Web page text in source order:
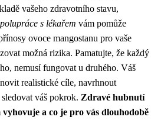
vašeho zdravotního stavu,
s lékařem vám pomůže
ovoce mangostanu pro vaše
možná rizika. Pamatujte, že každý
nemusí fungovat u druhého. Váš
realistické cíle, navrhnout
váš pokrok. Zdravé hubnutí
vyhovuje a co je pro vás dlouhodobě